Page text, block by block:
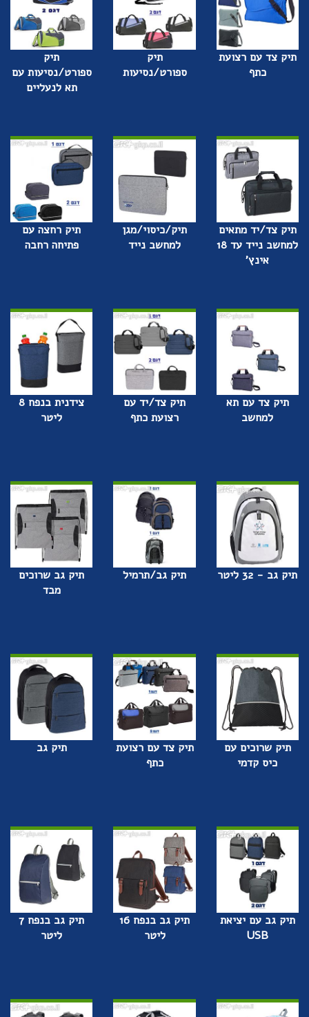
תיק צד עם רצועת
כתף
תיק
ספורט/נסיעות
תיק
ספורט/נסיעות עם
תא לנעליים
תיק צד/יד מתאים
למחשב נייד עד 18
אינץ'
תיק/כיסוי/מגן
למחשב נייד
תיק רחצה עם
פתיחה רחבה
תיק צד עם תא
למחשב
תיק צד/יד עם
רצועת כתף
צידנית בנפח 8
ליטר
תיק גב - 32 ליטר תיק גב/תרמיל
תיק גב שרוכים
מבד
תיק שרוכים עם
כיס קדמי
תיק צד עם רצועת
כתף
תיק גב
תיק גב עם יציאת
USB
תיק גב בנפח 16
ליטר
תיק גב בנפח 7
ליטר